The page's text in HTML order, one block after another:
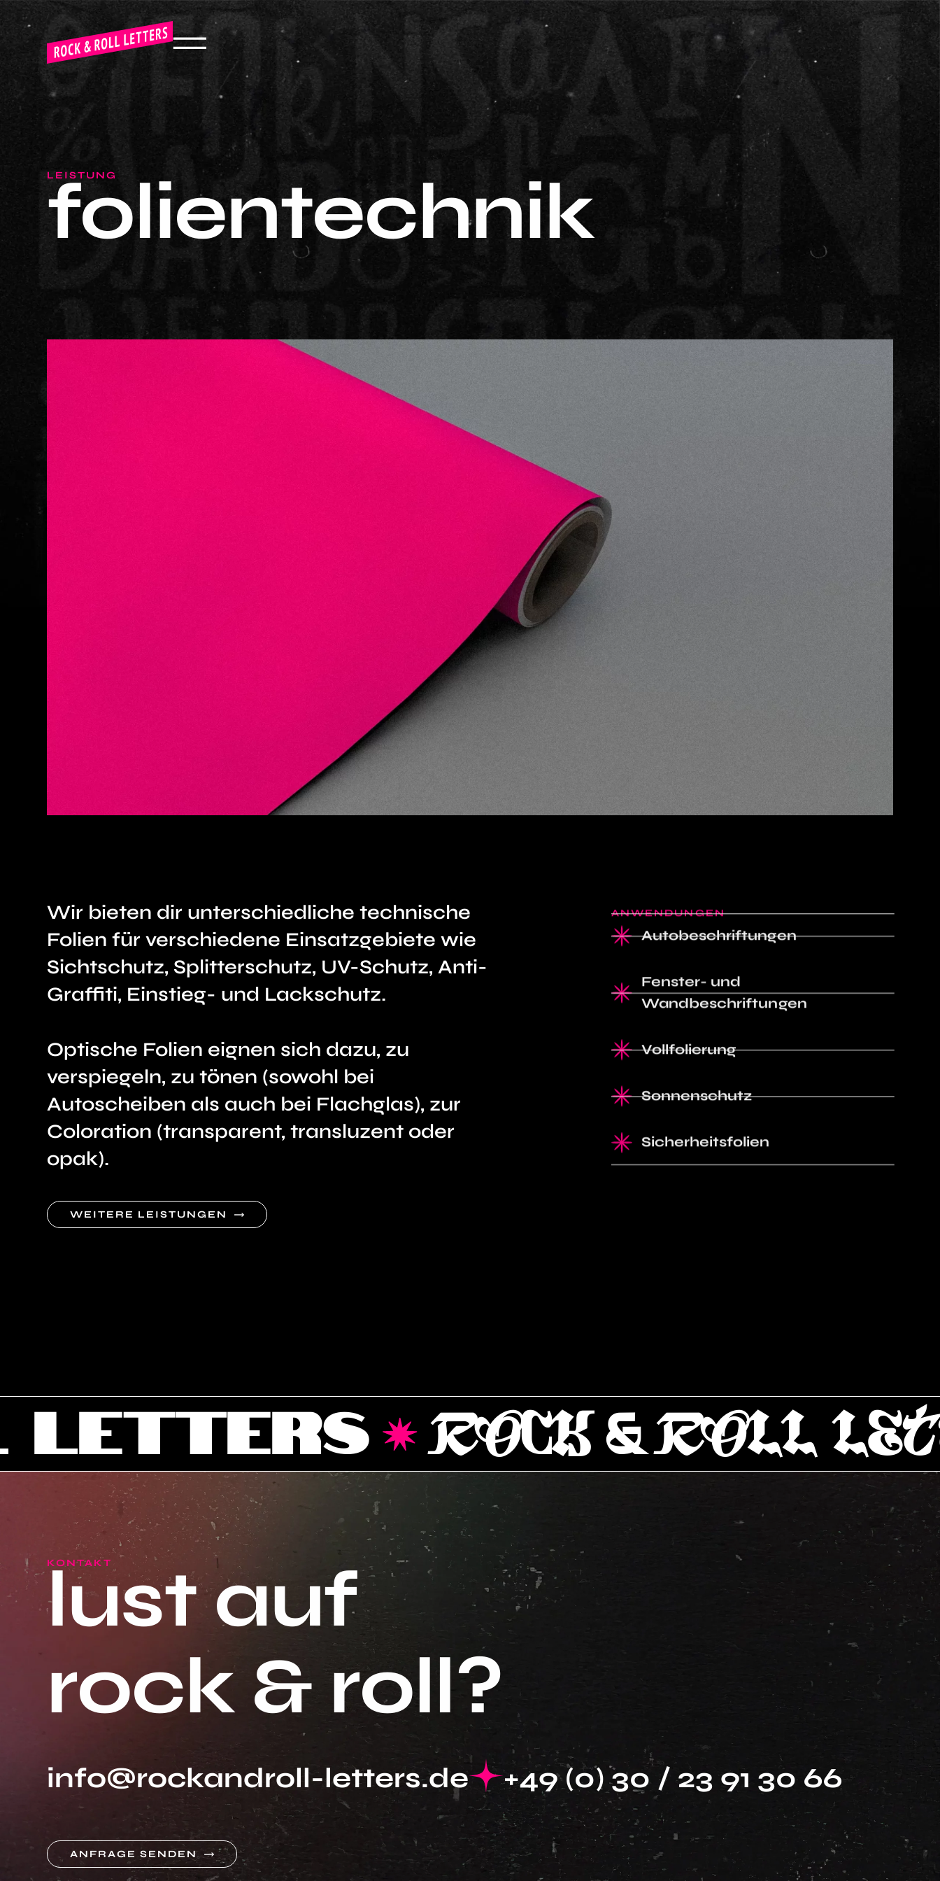
LEISTUNG
folientechnik
Wir bieten dir unterschiedliche technische
Folien für verschiedene Einsatzgebiete wie
Sichtschutz, Splitterschutz, UV-Schutz, Anti-
Graffiti, Einstieg- und Lackschutz.
Optische Folien eignen sich dazu, zu
verspiegeln, zu tönen (sowohl bei
Autoscheiben als auch bei Flachglas), zur
Coloration (transparent, transluzent oder
opak).
WEITERE LEISTUNGEN
ANWENDUNGEN
Autobeschriftungen
Fenster- und
Wandbeschriftungen
Vollfolierung
Sonnenschutz
Sicherheitsfolien
ROCK & ROLL LETTERS
KONTAKT
lust auf
rock & roll?
info@rockandroll-letters.de +49 (0) 30 / 23 91 30 66
ANFRAGE SENDEN